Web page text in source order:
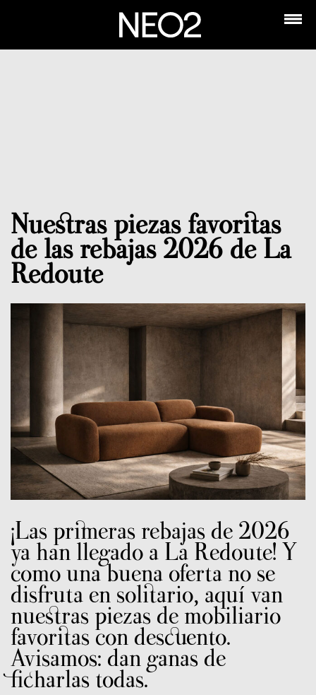
Nuestras piezas favoritas
de las rebajas 2026 de La
Redoute
¡Las primeras rebajas de 2026
ya han llegado a La Redoute! Y
como una buena oferta no se
disfruta en solitario, aquí van
nuestras piezas de mobiliario
favoritas con descuento.
Avisamos: dan ganas de
ficharlas todas.